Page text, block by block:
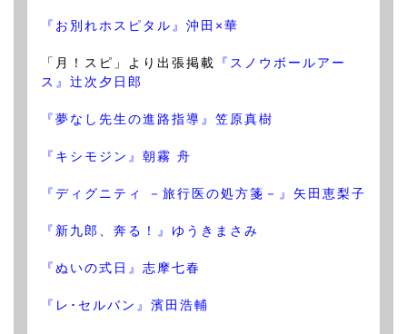
『お別れホスピタル』沖田×華
「月！スピ」より出張掲載
『スノウボールアー
ス』辻次夕日郎
『夢なし先生の進路指導』笠原真樹
『キシモジン』朝霧 舟
『ディグニティ －旅行医の処方箋－』矢田恵梨子
『新九郎、奔る！』ゆうきまさみ
『ぬいの式日』志摩七春
『レ･セルバン』濱田浩輔